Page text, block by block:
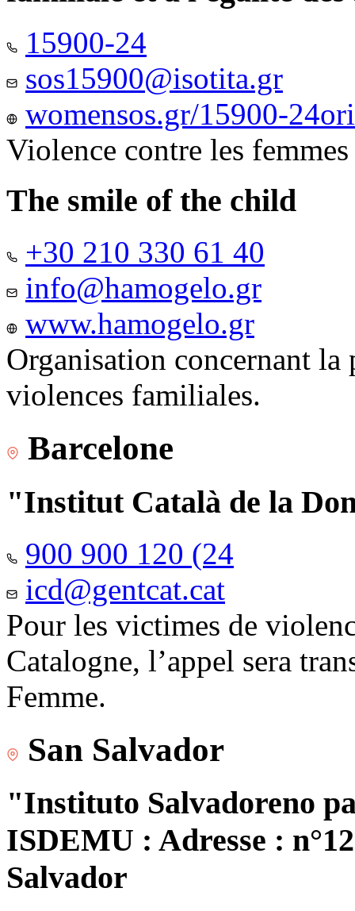
15900-24
sos15900@isotita.gr
womensos.gr/15900-
Violence contre les femmes
The smile of the child
+30 210 330 61 40
info@hamogelo.gr
www.hamogelo.gr
Organisation concernant
violences familiales.
Barcelone
"Institut Català de la
900 900 120 (24
icd@gentcat.cat
Pour les victimes de
Catalogne, l’appel sera
Femme.
San Salvador
"Instituto Salvadoreno
ISDEMU : Adresse :
Salvador